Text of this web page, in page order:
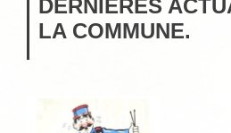
DERNIÈRES
LA COMMUNE.